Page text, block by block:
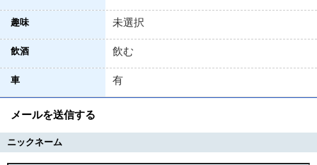
趣味 未選択
飲酒 飲む
車 有
メールを送信する
ニックネーム